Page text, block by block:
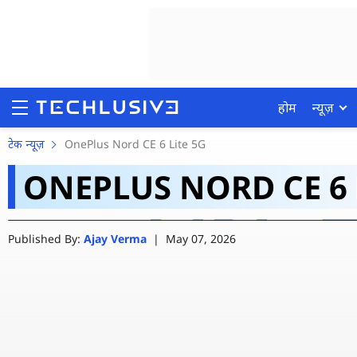
होम न्यूज़
होम
न्यूज़
टेक न्यूज़ OnePlus Nord CE 6 Lite 5G
ONEPLUS NORD CE
OnePlus Nord CE 6
भारत में लॉन्च, जानें
Published By: Ajay Verma | May 07, 2026